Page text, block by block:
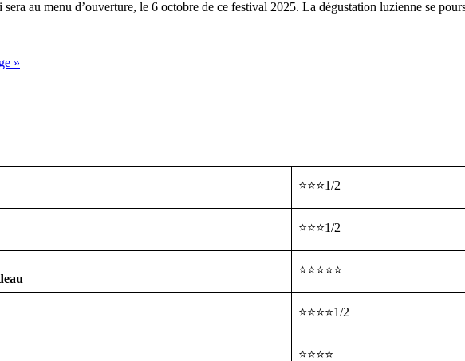
au menu d’ouverture, le 6 octobre de ce festival 2025. La dégustation luzienne se
»
⭐⭐⭐1/2
⭐⭐⭐1/2
⭐⭐⭐⭐⭐
⭐⭐⭐⭐1/2
⭐⭐⭐⭐